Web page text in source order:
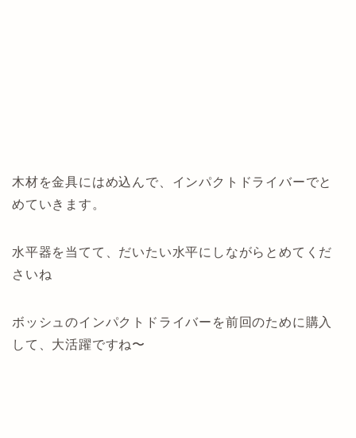
木材を金具にはめ込んで、インパクトドライバーでと
めていきます。
水平器を当てて、だいたい水平にしながらとめてくだ
さいね
ボッシュのインパクトドライバーを前回のために購入
して、大活躍ですね〜